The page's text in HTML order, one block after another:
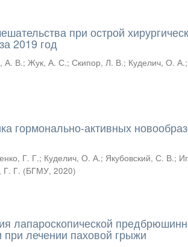
при острой
2019 год
А. В.;Жук, А. С.;Скипор, Л. В.; Куделич, О. А.;
гормонально-активных
Г. Г.; Куделич, О. А.; Якубовский, С. В.;
Г. Г. (БГМУ,2020)
лапароскопической
при лечении паховой грыжи